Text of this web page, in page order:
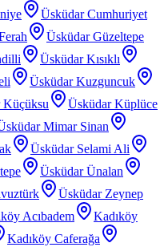
Üsküdar Cumhuriyet
Üsküdar Güzeltepe
Üsküdar Kısıklı
Üsküdar Kuzguncuk
Küçüksu
Üsküdar Küplüce
Mimar Sinan
Üsküdar Selami Ali
Üsküdar Ünalan
Üsküdar Zeynep
Acıbadem
Kadıköy
Kadıköy Caferağa